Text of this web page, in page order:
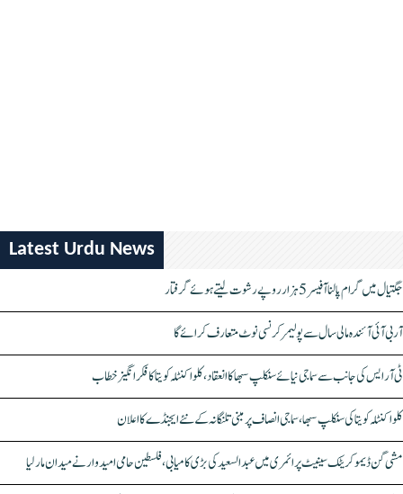
Latest Urdu News
جگتیال میں گرام پالنا آفیسر 5 ہزار روپے رشوت لیتے ہوئے گرفتار
آر بی آئی آئندہ مالی سال سے پولیمر کرنسی نوٹ متعارف کرائے گا
ٹی آر ایس کی جانب سے سماجی نیائے سنکلپ سبھا کا انعقاد، کلواکنٹلہ کویتا کا فکر انگیز خطاب
کلواکنٹلہ کویتا کی سنکلپ سبھا، سماجی انصاف پر مبنی تلنگانہ کے نئے ایجنڈے کا اعلان
مشی گن ڈیموکریٹک سینیٹ پرائمری میں عبدالسعید کی بڑی کامیابی، فلسطین حامی امیدوار نے میدان مار لیا